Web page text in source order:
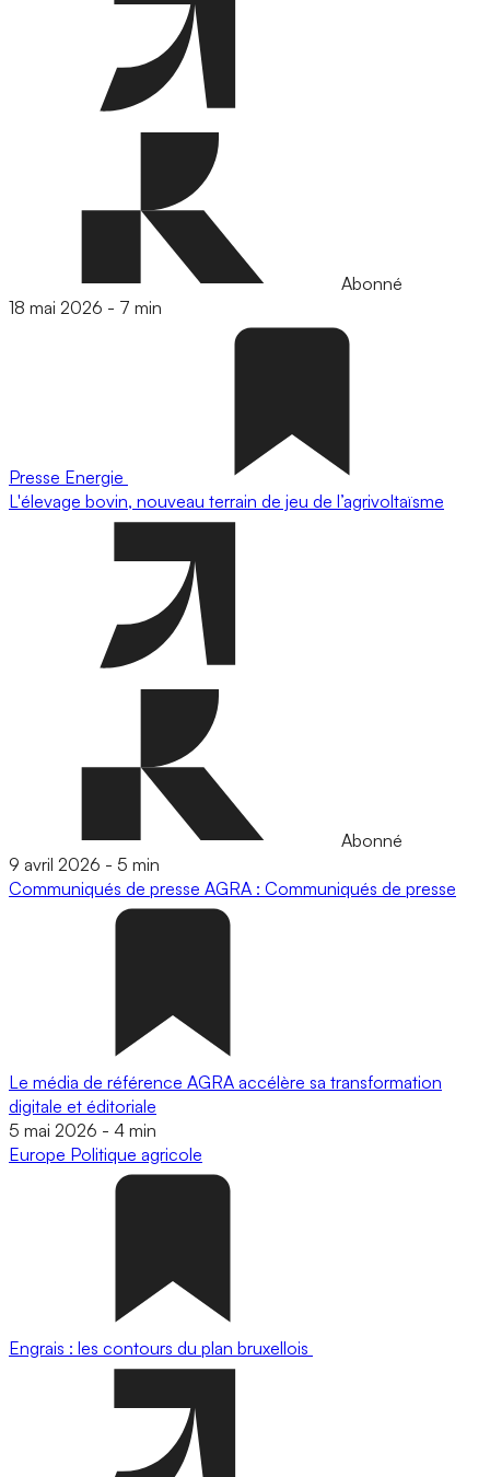
Abonné
18 mai 2026 - 7 min
Presse Energie
L'élevage bovin, nouveau terrain de jeu de l’agrivoltaïsme
Abonné
9 avril 2026 - 5 min
Communiqués de presse AGRA : Communiqués de presse
Le média de référence AGRA accélère sa transformation
digitale et éditoriale
5 mai 2026 - 4 min
Europe Politique agricole
Engrais : les contours du plan bruxellois